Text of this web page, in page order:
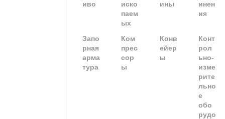
иво
иско
паем
ых
ины
инен
ия
Запо
рная
арма
тура
Ком
прес
сор
ы
Конв
ейер
ы
Конт
рол
ьно-
изме
рите
льно
е
обо
рудо